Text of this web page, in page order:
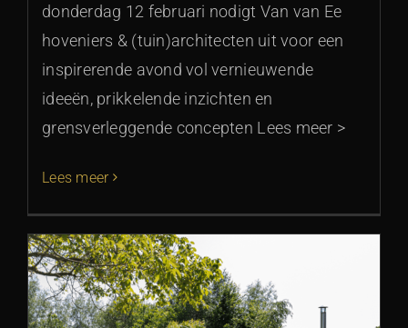
donderdag 12 februari nodigt Van van Ee
hoveniers & (tuin)architecten uit voor een
inspirerende avond vol vernieuwende
ideeën, prikkelende inzichten en
grensverleggende concepten Lees meer >
Lees meer